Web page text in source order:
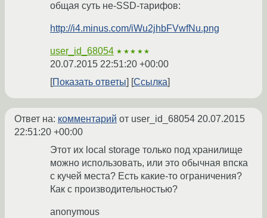
общая суть не-SSD-тарифов:
http://i4.minus.com/iWu2jhbFVwfNu.png
user_id_68054 ★★★★★
20.07.2015 22:51:20 +00:00
Показать ответы
Ссылка
Ответ на: комментарий от user_id_68054 20.07.2015
22:51:20 +00:00
Этот их local storage только под хранилище
можно использовать, или это обычная впска
с кучей места? Есть какие-то ограничения?
Как с производительностью?
anonymous